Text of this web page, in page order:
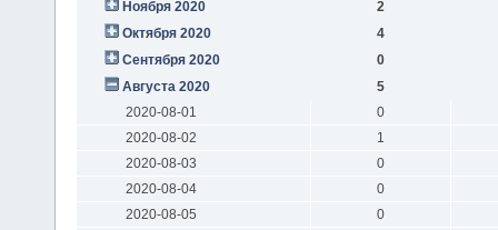
Ноября 2020
2
Октября 2020
4
Сентября 2020
0
Августа 2020
5
2020-08-01
0
2020-08-02
1
2020-08-03
0
2020-08-04
0
2020-08-05
0